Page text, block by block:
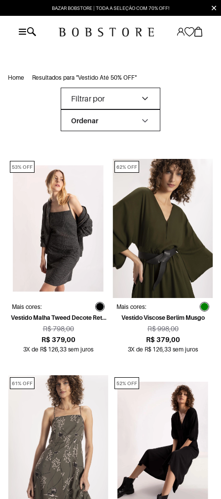
BAZAR BOBSTORE | TODA A SELEÇÃO COM 70% OFF! ✕
Home Resultados para "Vestido Até 50% OFF"
Filtrar por
Mais cores:
Vestido Malha Tweed Decote Reto
Preto
R$ 798,00
R$ 379,00
3X de R$ 126,33 sem juros
53% OFF
Mais cores:
Vestido Viscose Berlim Musgo
R$ 998,00
R$ 379,00
3X de R$ 126,33 sem juros
62% OFF
61% OFF 52% OFF